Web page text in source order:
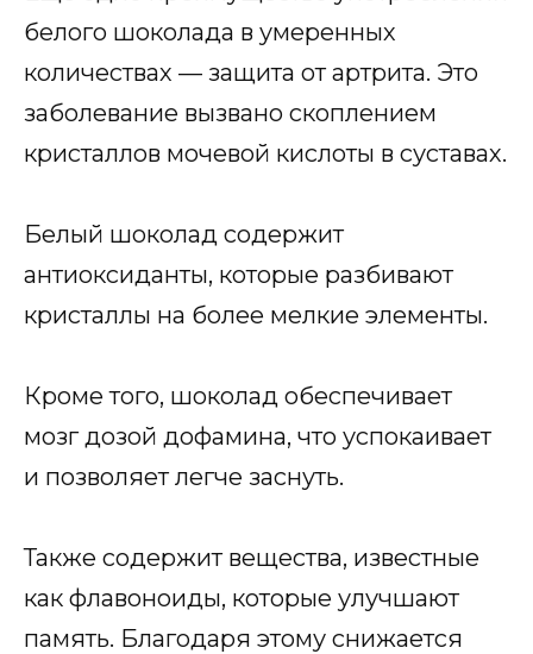
белого шоколада в умеренных
количествах — защита от артрита. Это
заболевание вызвано скоплением
кристаллов мочевой кислоты в суставах.
Белый шоколад содержит
антиоксиданты, которые разбивают
кристаллы на более мелкие элементы.
Кроме того, шоколад обеспечивает
мозг дозой дофамина, что успокаивает
и позволяет легче заснуть.
Также содержит вещества, известные
как флавоноиды, которые улучшают
память. Благодаря этому снижается